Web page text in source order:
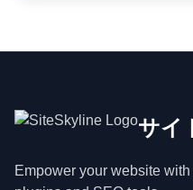
サイ
Empower your website